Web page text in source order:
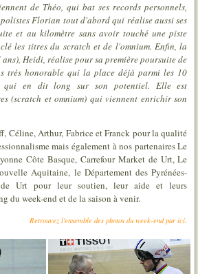
de Théo, qui bat ses records personnels,
Florian tout d'abord qui réalise aussi ses
et au kilomètre sans avoir touché une piste
les titres du scratch et de l'omnium. Enfin, la
Heidi, réalise pour sa première poursuite de
très honorable qui la place déjà parmi les 10
qui en dit long sur son potentiel. Elle est
(scratch et omnium) qui viennent enrichir son
Céline, Arthur, Fabrice et Franck pour la qualité
mais également à nos partenaires Le
Côte Basque, Carrefour Market de Urt, Le
Aquitaine, le Département des Pyrénées-
Urt pour leur soutien, leur aide et leurs
du week-end et de la saison à venir.
Retrouvez l'ensemble des photos du week-end par ici.